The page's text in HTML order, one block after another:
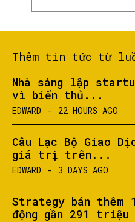
Thêm tin tức từ
Nhà sáng lập
vì biển thủ...
EDWARD - 22 HOURS AGO
Câu Lạc Bộ Giao
giá trị trên...
EDWARD - 3 DAYS AGO
Strategy bán thêm
động gần 291 triệu